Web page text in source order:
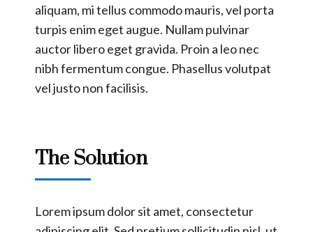
aliquam, mi tellus commodo mauris, vel porta
turpis enim eget augue. Nullam pulvinar
auctor libero eget gravida. Proin a leo nec
nibh fermentum congue. Phasellus volutpat
vel justo non facilisis.
The Solution
Lorem ipsum dolor sit amet, consectetur